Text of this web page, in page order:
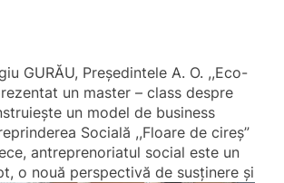
GURĂU, Preşedintele A. O. ,,Eco-
un master – class despre
un model de business
Socială ,,Floare de cireş”
antreprenoriatul social este un
o nouă perspectivă de susţinere şi